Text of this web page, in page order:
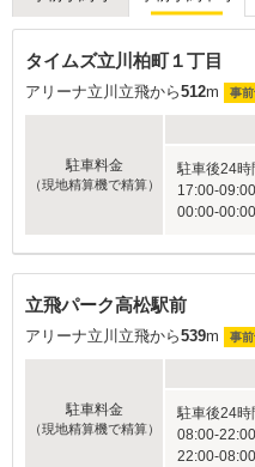
タイムズ立川柏町１丁目
アリーナ立川立飛から512m 事
駐車料金
（現地精算機で精算）
駐車後24
17:00-
00:00-
立飛パーク高松駅前
アリーナ立川立飛から539m 事
駐車料金
（現地精算機で精算）
駐車後24
08:00-
22:00-